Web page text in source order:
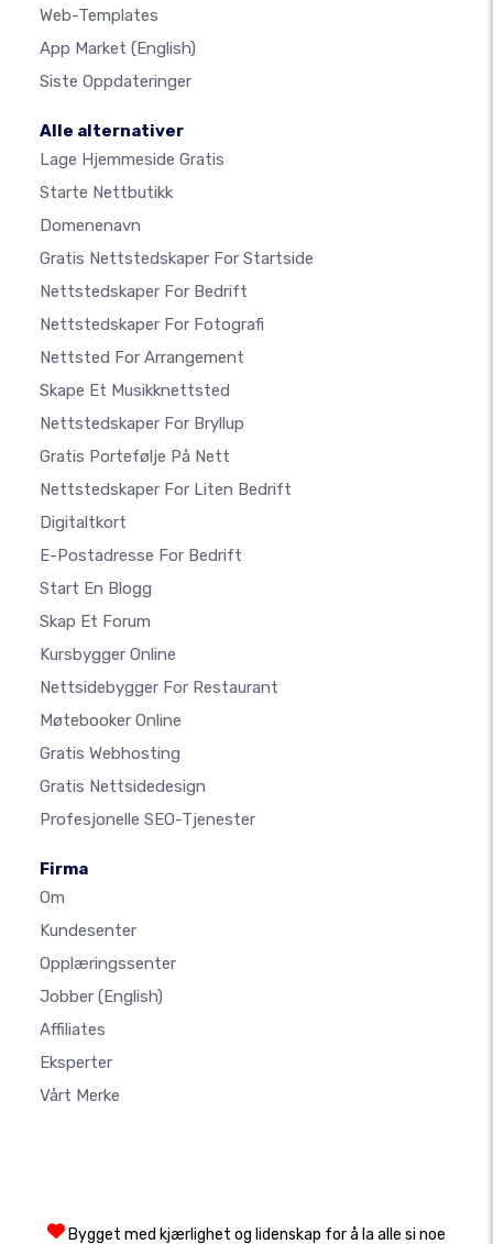
Web-Templates
App Market (English)
Siste Oppdateringer
Alle alternativer
Lage Hjemmeside Gratis
Starte Nettbutikk
Domenenavn
Gratis Nettstedskaper For Startside
Nettstedskaper For Bedrift
Nettstedskaper For Fotografi
Nettsted For Arrangement
Skape Et Musikknettsted
Nettstedskaper For Bryllup
Gratis Portefølje På Nett
Nettstedskaper For Liten Bedrift
Digitaltkort
E-Postadresse For Bedrift
Start En Blogg
Skap Et Forum
Kursbygger Online
Nettsidebygger For Restaurant
Møtebooker Online
Gratis Webhosting
Gratis Nettsidedesign
Profesjonelle SEO-Tjenester
Firma
Om
Kundesenter
Opplæringssenter
Jobber (English)
Affiliates
Eksperter
Vårt Merke
Bygget med kjærlighet og lidenskap for å la alle si noe